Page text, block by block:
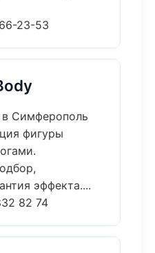
23-53
Симферополь
фигуры
эффекта....
82 74